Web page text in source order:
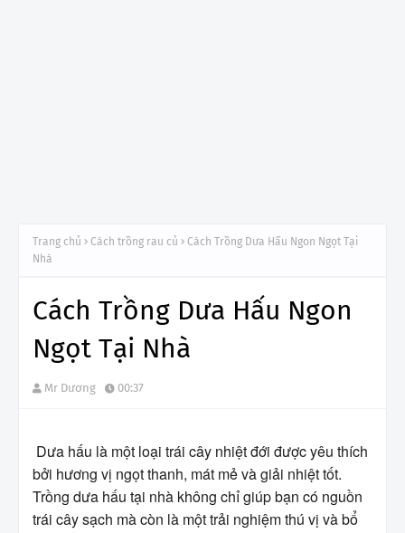
Trang chủ Cách trồng rau củ
Cách Trồng Dưa Hấu Ngon Ngọt Tại
Nhà
Cách Trồng Dưa Hấu Ngon
Ngọt Tại Nhà
Mr Dương 00:37
Dưa hấu là một loại trái cây nhiệt đới được yêu thích
bởi hương vị ngọt thanh, mát mẻ và giải nhiệt tốt.
Trồng dưa hấu tại nhà không chỉ giúp bạn có nguồn
trái cây sạch mà còn là một trải nghiệm thú vị và bổ